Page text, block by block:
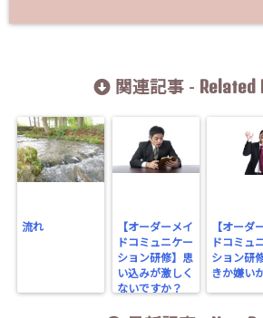
関連記事 - Related
流れ
【オーダーメイ
ドコミュニケー
ション研修】思
い込みが激しく
ないですか？
【オーダ
ドコミュ
ション研
きか嫌い